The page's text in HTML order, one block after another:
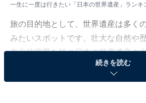
一生に一度は行きたい「日本の世界遺産」ランキ
旅の目的地として、世界遺産は多く
みたいスポットです。壮大な自然や
文化的背景を持つ日本の世界遺産の
は行きたい」と多くの人が思う場所
うか。
続きを読む